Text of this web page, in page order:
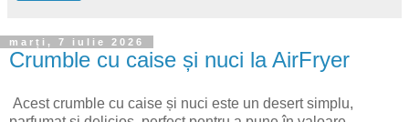
marți, 7 iulie 2026
Crumble cu caise și nuci la AirFryer
Acest crumble cu caise și nuci este un desert simplu,